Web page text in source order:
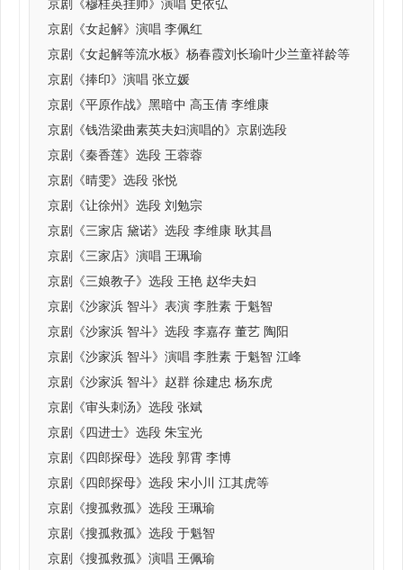
京剧《穆桂英挂帅》演唱 史依弘
京剧《女起解》演唱 李佩红
京剧《女起解等流水板》杨春霞刘长瑜叶少兰童祥龄等
京剧《捧印》演唱 张立媛
京剧《平原作战》黑暗中 高玉倩 李维康
京剧《钱浩梁曲素英夫妇演唱的》京剧选段
京剧《秦香莲》选段 王蓉蓉
京剧《晴雯》选段 张悦
京剧《让徐州》选段 刘勉宗
京剧《三家店 黛诺》选段 李维康 耿其昌
京剧《三家店》演唱 王珮瑜
京剧《三娘教子》选段 王艳 赵华夫妇
京剧《沙家浜 智斗》表演 李胜素 于魁智
京剧《沙家浜 智斗》选段 李嘉存 董艺 陶阳
京剧《沙家浜 智斗》演唱 李胜素 于魁智 江峰
京剧《沙家浜 智斗》赵群 徐建忠 杨东虎
京剧《审头刺汤》选段 张斌
京剧《四进士》选段 朱宝光
京剧《四郎探母》选段 郭霄 李博
京剧《四郎探母》选段 宋小川 江其虎等
京剧《搜孤救孤》选段 王珮瑜
京剧《搜孤救孤》选段 于魁智
京剧《搜孤救孤》演唱 王佩瑜